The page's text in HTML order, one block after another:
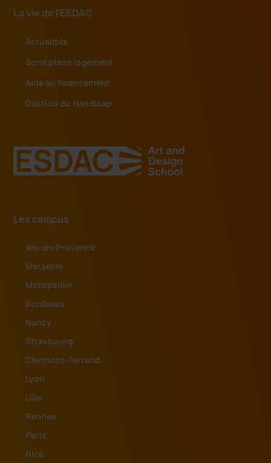
La vie de l'ESDAC
Actualités
Bons plans logement
Aide au financement
Gestion du Handicap
Les campus
Aix-en-Provence
Marseille
Montpellier
Bordeaux
Nancy
Strasbourg
Clermont-Ferrand
Lyon
Lille
Rennes
Paris
Nice